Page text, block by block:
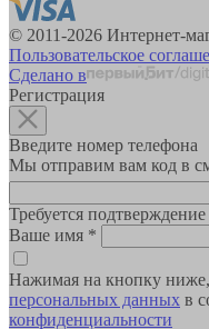
© 2011-2026 Интернет-
Пользовательское
Сделано в
Регистрация
Введите номер телефона
Мы отправим вам код в
Требуется
Ваше имя *
Нажимая на кнопку
персональных данных в
конфиденциальности